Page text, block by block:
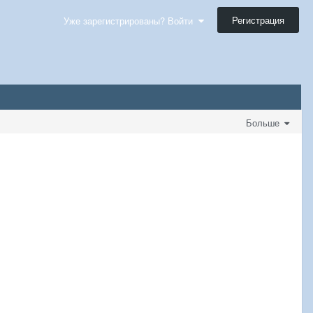
Уже зарегистрированы? Войти Регистрация
Больше